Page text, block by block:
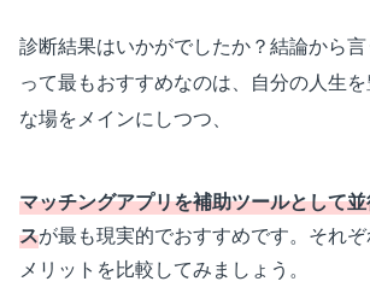
診断結果はいかがでしたか？結論から
って最もおすすめなのは、自分の人生
な場をメインにしつつ、
マッチングアプリを補助ツールとして
スが最も現実的でおすすめです。それ
メリットを比較してみましょう。